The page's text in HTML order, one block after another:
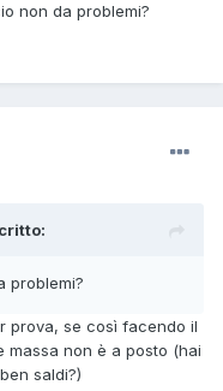
non da problemi?
problemi?
prova, se così facendo il
massa non è a posto (hai
saldi?)